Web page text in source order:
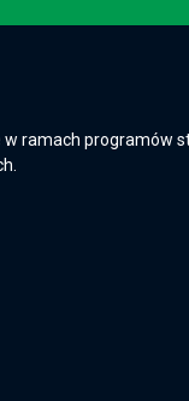
w ramach programów